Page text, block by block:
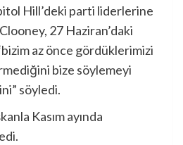
Hill’deki parti liderlerine
27 Haziran’daki
az önce gördüklerimizi
bize söylemeyi
söyledi.
Kasım ayında